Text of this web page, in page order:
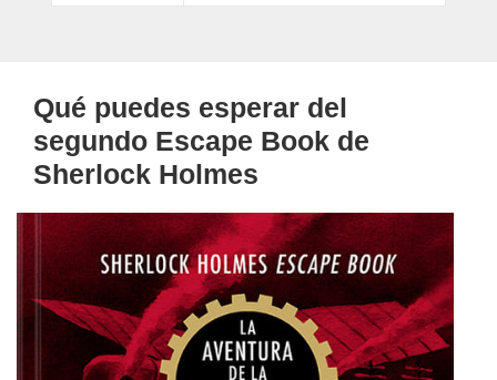
Qué puedes esperar del
segundo Escape Book de
Sherlock Holmes